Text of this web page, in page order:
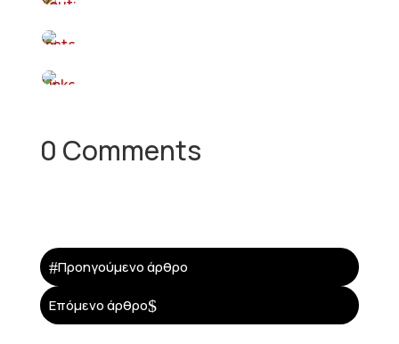
0 Comments
#Προηγούμενο άρθρο
Επόμενο άρθρο$